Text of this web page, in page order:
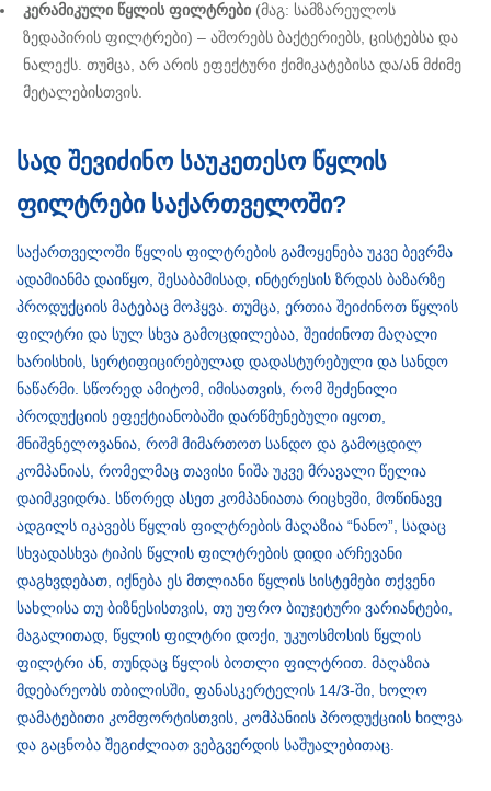
კერამიკული წყლის ფილტრები (მაგ: სამზარეულოს
ზედაპირის ფილტრები) – აშორებს ბაქტერიებს, ცისტებსა და
ნალექს. თუმცა, არ არის ეფექტური ქიმიკატებისა და/ან მძიმე
მეტალებისთვის.
სად შევიძინო საუკეთესო წყლის
ფილტრები საქართველოში?
საქართველოში წყლის ფილტრების გამოყენება უკვე ბევრმა
ადამიანმა დაიწყო, შესაბამისად, ინტერესის ზრდას ბაზარზე
პროდუქციის მატებაც მოჰყვა. თუმცა, ერთია შეიძინოთ წყლის
ფილტრი და სულ სხვა გამოცდილებაა, შეიძინოთ მაღალი
ხარისხის, სერტიფიცირებულად დადასტურებული და სანდო
ნაწარმი. სწორედ ამიტომ, იმისათვის, რომ შეძენილი
პროდუქციის ეფექტიანობაში დარწმუნებული იყოთ,
მნიშვნელოვანია, რომ მიმართოთ სანდო და გამოცდილ
კომპანიას, რომელმაც თავისი ნიშა უკვე მრავალი წელია
დაიმკვიდრა. სწორედ ასეთ კომპანიათა რიცხვში, მოწინავე
ადგილს იკავებს წყლის ფილტრების მაღაზია “ნანო”, სადაც
სხვადასხვა ტიპის წყლის ფილტრების დიდი არჩევანი
დაგხვდებათ, იქნება ეს მთლიანი წყლის სისტემები თქვენი
სახლისა თუ ბიზნესისთვის, თუ უფრო ბიუჯეტური ვარიანტები,
მაგალითად, წყლის ფილტრი დოქი, უკუოსმოსის წყლის
ფილტრი ან, თუნდაც წყლის ბოთლი ფილტრით. მაღაზია
მდებარეობს თბილისში, ფანასკერტელის 14/3-ში, ხოლო
დამატებითი კომფორტისთვის, კომპანიის პროდუქციის ხილვა
და გაცნობა შეგიძლიათ ვებგვერდის საშუალებითაც.